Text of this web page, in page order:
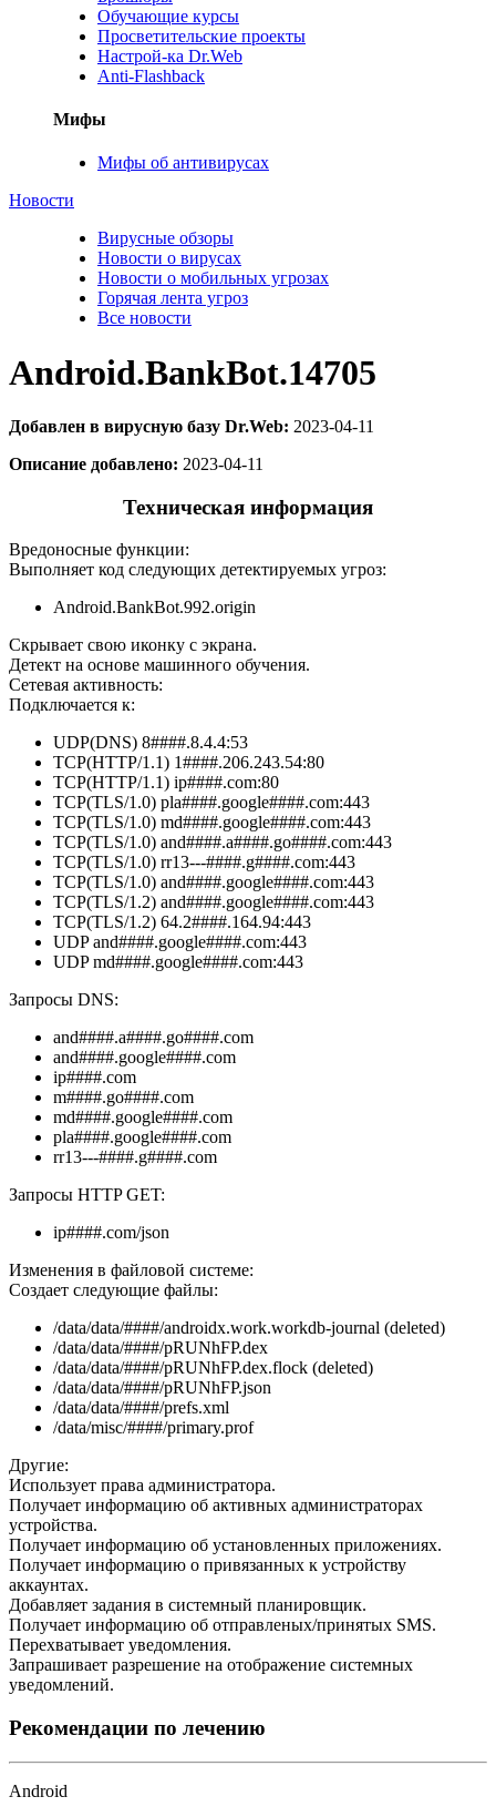
Обучающие курсы
Просветительские проекты
Настрой-ка Dr.Web
Anti-Flashback
Мифы
Мифы об антивирусах
Новости
Вирусные обзоры
Новости о вирусах
Новости о мобильных угрозах
Горячая лента угроз
Все новости
Android.BankBot.14705
Добавлен в вирусную базу Dr.Web: 2023-04-11
Описание добавлено: 2023-04-11
Техническая информация
Вредоносные функции:
Выполняет код следующих детектируемых угроз:
Android.BankBot.992.origin
Скрывает свою иконку с экрана.
Детект на основе машинного обучения.
Сетевая активность:
Подключается к:
UDP(DNS) 8####.8.4.4:53
TCP(HTTP/1.1) 1####.206.243.54:80
TCP(HTTP/1.1) ip####.com:80
TCP(TLS/1.0) pla####.google####.com:443
TCP(TLS/1.0) md####.google####.com:443
TCP(TLS/1.0) and####.a####.go####.com:443
TCP(TLS/1.0) rr13---####.g####.com:443
TCP(TLS/1.0) and####.google####.com:443
TCP(TLS/1.2) and####.google####.com:443
TCP(TLS/1.2) 64.2####.164.94:443
UDP and####.google####.com:443
UDP md####.google####.com:443
Запросы DNS:
and####.a####.go####.com
and####.google####.com
ip####.com
m####.go####.com
md####.google####.com
pla####.google####.com
rr13---####.g####.com
Запросы HTTP GET:
ip####.com/json
Изменения в файловой системе:
Создает следующие файлы:
/data/data/####/androidx.work.workdb-journal (deleted)
/data/data/####/pRUNhFP.dex
/data/data/####/pRUNhFP.dex.flock (deleted)
/data/data/####/pRUNhFP.json
/data/data/####/prefs.xml
/data/misc/####/primary.prof
Другие:
Использует права администратора.
Получает информацию об активных администраторах
устройства.
Получает информацию об установленных приложениях.
Получает информацию о привязанных к устройству
аккаунтах.
Добавляет задания в системный планировщик.
Получает информацию об отправленых/принятых SMS.
Перехватывает уведомления.
Запрашивает разрешение на отображение системных
уведомлений.
Рекомендации по лечению
Android